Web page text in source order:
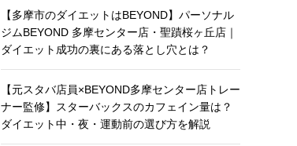
【多摩市のダイエットはBEYOND】パーソナル
ジムBEYOND 多摩センター店・聖蹟桜ヶ丘店｜
ダイエット成功の裏にある落とし穴とは？
【元スタバ店員×BEYOND多摩センター店トレー
ナー監修】スターバックスのカフェイン量は？
ダイエット中・夜・運動前の選び方を解説